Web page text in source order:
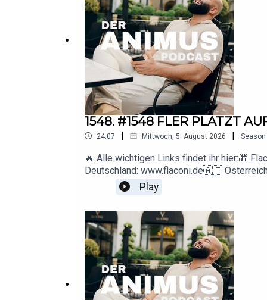
1548. #1548 FLER PLATZT
24:07 | Mittwoch, 5. August 2026 | Season
🔥 Alle wichtigen Links findet ihr hier:🎁
Deutschland: www.flaconi.de🇦🇹
Flaconi-Website einsehbar.▶️ YouTube:
Anfragen: deranimuspodcast@gmail.com
Play